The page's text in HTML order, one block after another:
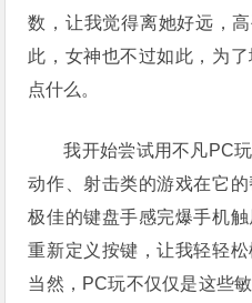
数，让我觉得离她好远，
此，女神也不过如此，为
点什么。
我开始尝试用不凡PC
动作、射击类的游戏在它
极佳的键盘手感完爆手机
重新定义按键，让我轻轻松
当然，PC玩不仅仅是这些